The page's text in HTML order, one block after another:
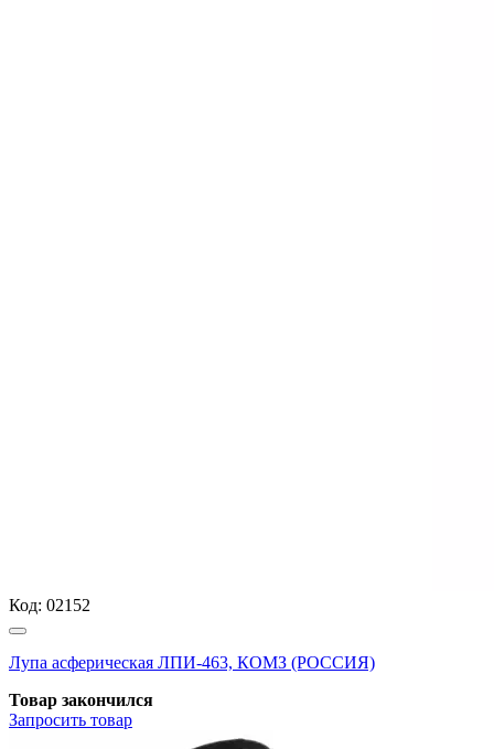
Код: 02152
Лупа асферическая ЛПИ-463, КОМЗ (РОССИЯ)
Товар закончился
Запросить товар